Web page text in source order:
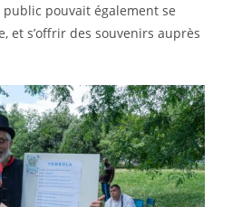
public pouvait également se
et s’offrir des souvenirs auprès